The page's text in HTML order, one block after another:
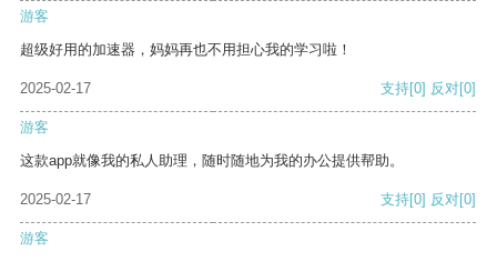
游客
超级好用的加速器，妈妈再也不用担心我的学习啦！
2025-02-17 支持[0] 反对[0]
游客
这款app就像我的私人助理，随时随地为我的办公提供帮助。
2025-02-17 支持[0] 反对[0]
游客